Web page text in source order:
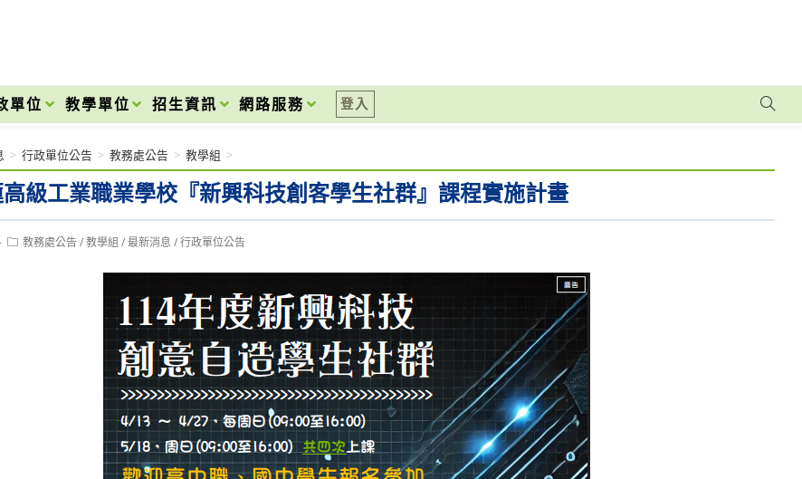
單位 教學單位 招生資訊 網路服務 登入
級工業職業學校『新興科技創客學生社群』課程實施計畫
> 行政單位公告 > 教務處公告 > 教學組 >
Post教務處公告 / 教學組 / 最新消息 / 行政單位公告